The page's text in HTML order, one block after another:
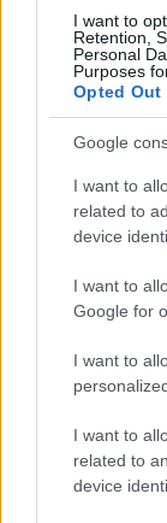
I want to
Retention,
Personal
Purposes
Opted Out
Google
I want to
related to
device
I want to
Google for
I want to
I want to
related to
device